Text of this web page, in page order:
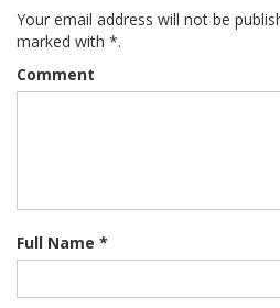
Your email address will not be
marked with *.
Comment
Full Name *